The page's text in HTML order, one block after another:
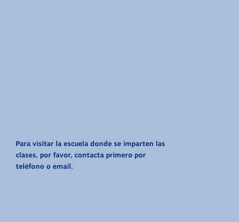
Para visitar la escuela donde se imparten las
clases, por favor, contacta primero por
teléfono o email.